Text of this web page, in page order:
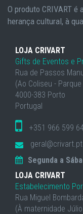
O produto CRIVART é
herança cultural, à
LOJA CRIVART
Gifts de Eventos e
Rua de Passos
(Ao Coliseu -
4000-383 Porto
Portugal
+351 966 599
geral@crivart.pt
Segunda a
LOJA CRIVART
Estabelecimento
Rua Miguel
(À maternidade